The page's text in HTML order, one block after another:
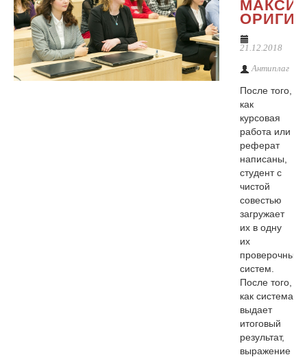
21.12.2018
Антиплаг
После того,
как
курсовая
работа или
реферат
написаны,
студент с
чистой
совестью
загружает
их в одну
их
проверочных
систем.
После того,
как система
выдает
итоговый
результат,
выражение